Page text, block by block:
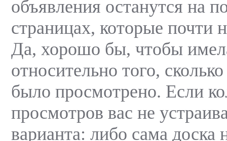
объявления останутся на
страницах, которые почти
Да, хорошо бы, чтобы
относительно того,
было просмотрено. Если
просмотров вас не
варианта: либо сама доска